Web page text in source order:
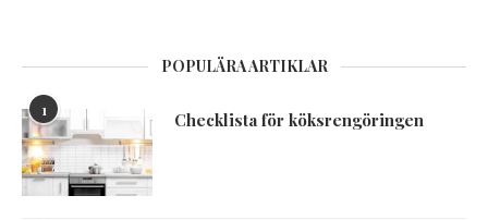
POPULÄRA ARTIKLAR
1 Checklista för köksrengöringen